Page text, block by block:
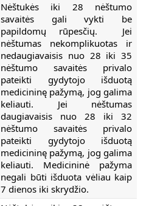
Nėštukės iki 28 nėštumo
savaitės gali vykti be
papildomų rūpesčių. Jei
nėštumas nekomplikuotas ir
nedaugiavaisis nuo 28 iki 35
nėštumo savaitės privalo
pateikti gydytojo išduotą
medicininę pažymą, jog galima
keliauti. Jei nėštumas
daugiavaisis nuo 28 iki 32
nėštumo savaitės privalo
pateikti gydytojo išduotą
medicininę pažymą, jog galima
keliauti. Medicininė pažyma
negali būti išduota vėliau kaip
7 dienos iki skrydžio.